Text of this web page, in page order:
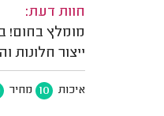
חוות דעת:
מומלץ
ייצור חלונות
איכות 10 מחיר